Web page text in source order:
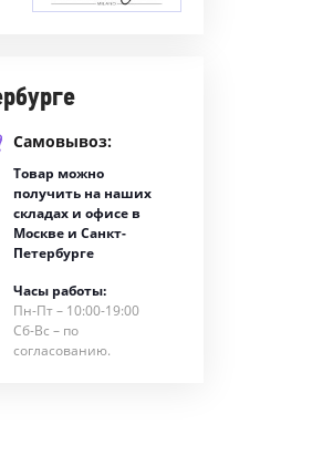
Самовывоз:
Товар можно
получить на наших
складах и офисе в
Москве и Санкт-
Петербурге
Часы работы:
Пн-Пт – 10:00-19:00
Сб-Вс – по
согласованию.